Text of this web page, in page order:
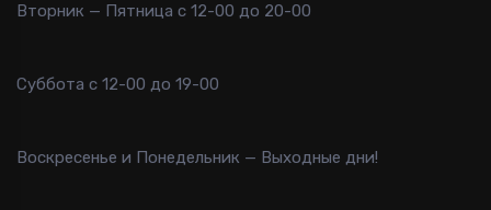
Вторник — Пятница с 12-00 до 20-00
Суббота с 12-00 до 19-00
Воскресенье и Понедельник — Выходные дни!